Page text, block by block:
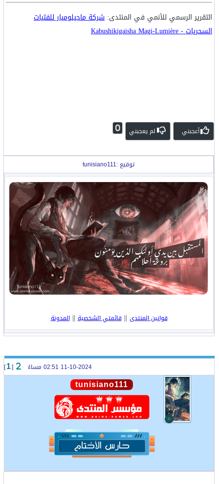
التقرير الرسمي للأنمي في المنتدى: شركة ماجيلوميار للفتيات
السحريات - Kabushikigaisha Magi-Lumière
أعجبني لم يعجبني 0
توقيع :tunisiano111
قوانين المنتدى ||قائمتي الشخصية||المدونة
[
1
]
tunisiano111